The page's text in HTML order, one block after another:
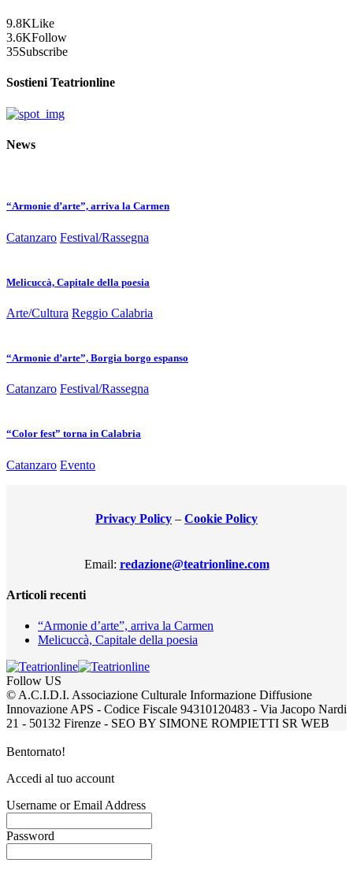
9.8KLike
3.6KFollow
35Subscribe
Sostieni Teatrionline
News
“Armonie d’arte”, arriva la Carmen
Catanzaro Festival/Rassegna
Melicuccà, Capitale della poesia
Arte/Cultura Reggio Calabria
“Armonie d’arte”, Borgia borgo espanso
Catanzaro Festival/Rassegna
“Color fest” torna in Calabria
Catanzaro Evento
Privacy Policy – Cookie Policy
Email: redazione@teatrionline.com
Articoli recenti
“Armonie d’arte”, arriva la Carmen
Melicuccà, Capitale della poesia
Follow US
© A.C.I.D.I. Associazione Culturale Informazione Diffusione
Innovazione APS - Codice Fiscale 94310120483 - Via Jacopo Nardi
21 - 50132 Firenze - SEO BY SIMONE ROMPIETTI SR WEB
Bentornato!
Accedi al tuo account
Username or Email Address
Password